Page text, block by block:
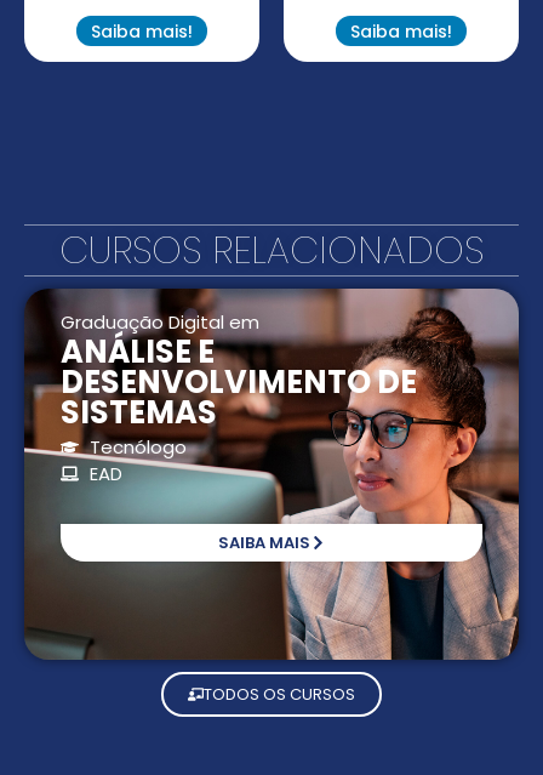
Saiba mais! Saiba mais!
CURSOS RELACIONADOS
Graduação Digital em
ANÁLISE E
DESENVOLVIMENTO DE
SISTEMAS
Tecnólogo
EAD
SAIBA MAIS
TODOS OS CURSOS